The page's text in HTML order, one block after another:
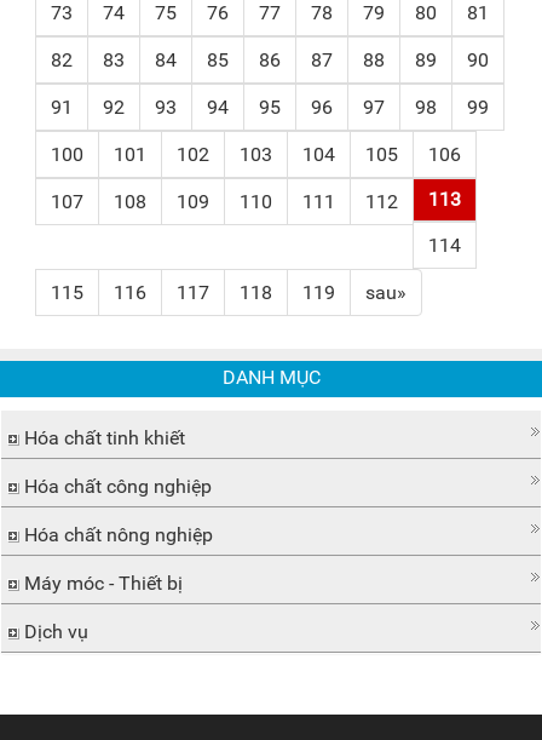
73 74 75 76 77 78 79 80 81
82 83 84 85 86 87 88 89 90
91 92 93 94 95 96 97 98 99
100 101 102 103 104 105 106
107 108 109 110 111 112
113
114
115 116 117 118 119 sau»
DANH MỤC
Hóa chất tinh khiết
Hóa chất công nghiệp
Hóa chất nông nghiệp
Máy móc - Thiết bị
Dịch vụ